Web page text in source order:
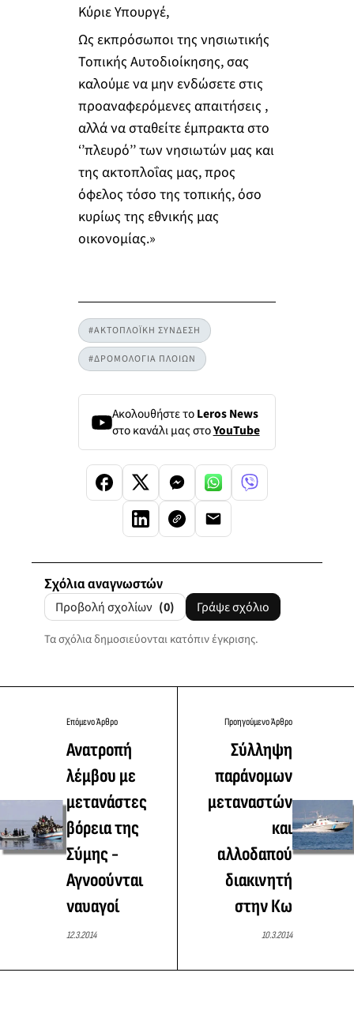
Κύριε Υπουργέ,
Ως εκπρόσωποι της νησιωτικής
Τοπικής Αυτοδιοίκησης, σας
καλούμε να μην ενδώσετε στις
προαναφερόμενες απαιτήσεις ,
αλλά να σταθείτε έμπρακτα στο
‘’πλευρό’’ των νησιωτών μας και
της ακτοπλοΐας μας, προς
όφελος τόσο της τοπικής, όσο
κυρίως της εθνικής μας
οικονομίας.»
#ΑΚΤΟΠΛΟΪΚΗ ΣΥΝΔΕΣΗ
#ΔΡΟΜΟΛΟΓΙΑ ΠΛΟΙΩΝ
Ακολουθήστε τοLeros News
στο κανάλι μας στοYouTube
Σχόλια αναγνωστών
Προβολή σχολίων (0) Γράψε σχόλιο
Τα σχόλια δημοσιεύονται κατόπιν έγκρισης.
Επόμενο Άρθρο
Ανατροπή
λέμβου με
μετανάστες
βόρεια της
Σύμης -
Αγνοούνται
ναυαγοί
12.3.2014
Προηγούμενο Άρθρο
Σύλληψη
παράνομων
μεταναστών
και
αλλοδαπού
διακινητή
στην Κω
10.3.2014